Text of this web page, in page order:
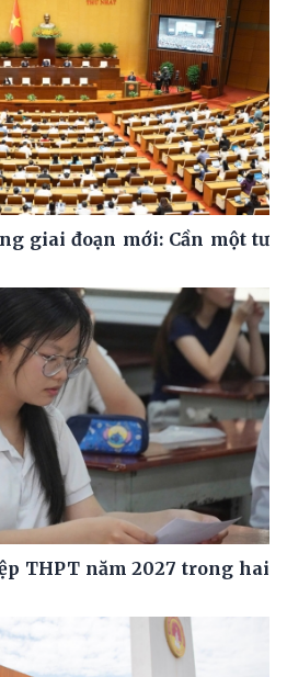
giai đoạn mới: Cần một tư
THPT năm 2027 trong hai